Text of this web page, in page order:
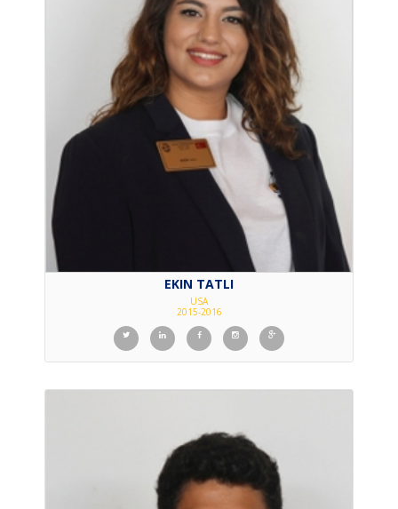
EKIN TATLI
USA
2015-2016